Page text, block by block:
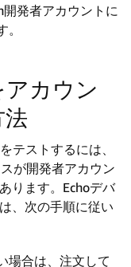
発者アカウントに
アカウン
法
テストするには、
が開発者アカウン
ります。Echoデバ
、次の手順に従い
場合は、注文して